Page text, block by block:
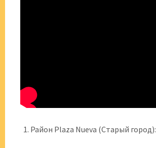
Район Plaza Nueva (Старый город):